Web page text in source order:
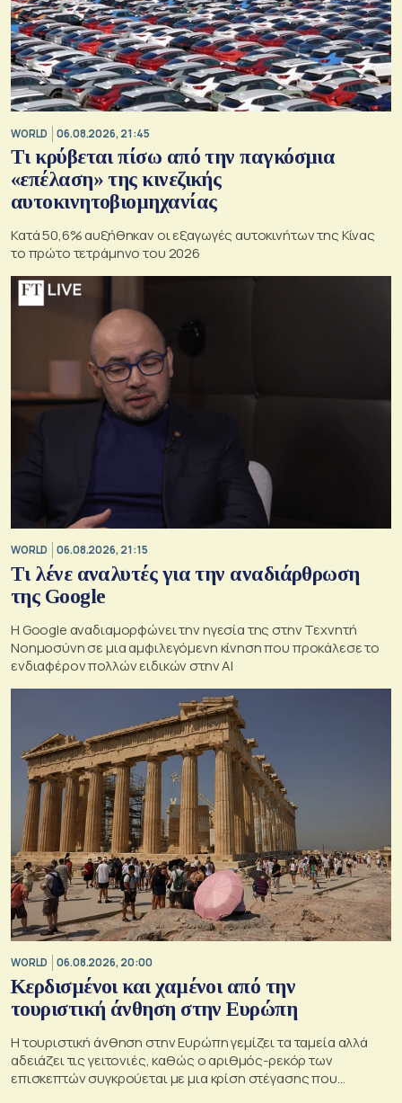
WORLD 06.08.2026, 21:45
Τι κρύβεται πίσω από την παγκόσμια
«επέλαση» της κινεζικής
αυτοκινητοβιομηχανίας
Κατά 50,6% αυξήθηκαν οι εξαγωγές αυτοκινήτων της Κίνας
το πρώτο τετράμηνο του 2026
WORLD 06.08.2026, 21:15
Τι λένε αναλυτές για την αναδιάρθρωση
της Google
Η Google αναδιαμορφώνει την ηγεσία της στην Τεχνητή
Νοημοσύνη σε μια αμφιλεγόμενη κίνηση που προκάλεσε το
ενδιαφέρον πολλών ειδικών στην ΑΙ
WORLD 06.08.2026, 20:00
Κερδισμένοι και χαμένοι από την
τουριστική άνθηση στην Ευρώπη
Η τουριστική άνθηση στην Ευρώπη γεμίζει τα ταμεία αλλά
αδειάζει τις γειτονιές, καθώς ο αριθμός-ρεκόρ των
επισκεπτών συγκρούεται με μια κρίση στέγασης που